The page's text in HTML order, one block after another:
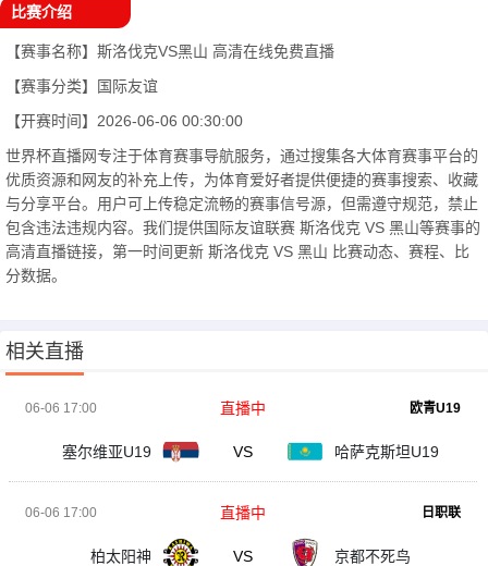
比赛介绍
【赛事名称】 斯洛伐克VS黑山 高清在线免费直播
【赛事分类】
国际友谊
【开赛时间】 2026-06-06 00:30:00
世界杯直播网专注于体育赛事导航服务，通过搜集各大体育赛事平台的
优质资源和网友的补充上传，为体育爱好者提供便捷的赛事搜索、收藏
与分享平台。用户可上传稳定流畅的赛事信号源，但需遵守规范，禁止
包含违法违规内容。我们提供国际友谊联赛 斯洛伐克 VS 黑山等赛事的
高清直播链接，第一时间更新 斯洛伐克 VS 黑山 比赛动态、赛程、比
分数据。
相关直播
06-06 17:00 欧青U19
塞尔维亚U19 VS 哈萨克斯坦U19
直播中
06-06 17:00 日职联
柏太阳神 VS 京都不死鸟
直播中